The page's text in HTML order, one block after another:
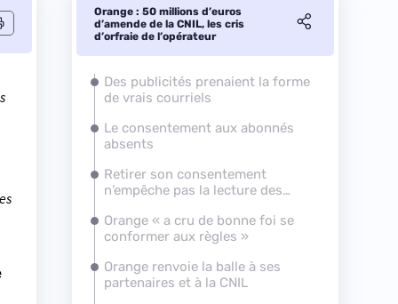
Orange : 50 millions d’euros
d’amende de la CNIL, les cris
d’orfraie de l’opérateur
Des publicités prenaient la forme
de vrais courriels
Le consentement aux abonnés
absents
Retirer son consentement
n’empêche pas la lecture des
Orange « a cru de bonne foi se
conformer aux règles »
Orange renvoie la balle à ses
partenaires et à la CNIL